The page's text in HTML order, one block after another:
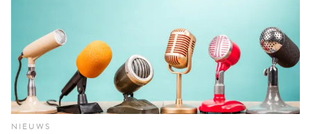
NIEUWS